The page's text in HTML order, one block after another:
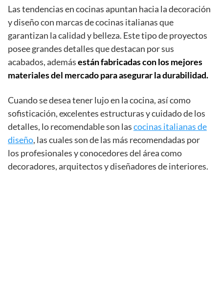
Las tendencias en cocinas apuntan hacia la decoración
y diseño con marcas de cocinas italianas que
garantizan la calidad y belleza. Este tipo de proyectos
posee grandes detalles que destacan por sus
acabados, ademásestán fabricadas con los mejores
materiales del mercado para asegurar la durabilidad.
Cuando se desea tener lujo en la cocina, así como
sofisticación, excelentes estructuras y cuidado de los
detalles, lo recomendable son lascocinas italianas de
diseño, las cuales son de las más recomendadas por
los profesionales y conocedores del área como
decoradores, arquitectos y diseñadores de interiores.